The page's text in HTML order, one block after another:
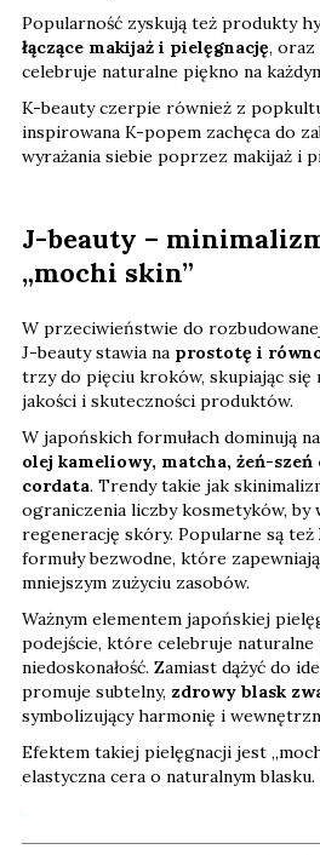
Popularność zyskują też produkty
łączące makijaż i pielęgnację,
celebruje naturalne piękno na
K-beauty czerpie również z
inspirowana K-popem zachęca do
wyrażania siebie poprzez makijaż i
J-beauty –
„mochi skin”
W przeciwieństwie do
J-beauty stawia na prostotę i
trzy do pięciu kroków, skupiając się
jakości i skuteczności produktów.
W japońskich formułach dominują
olej kameliowy, matcha, żeń-
cordata. Trendy takie jak
ograniczenia liczby kosmetyków, by
regenerację skóry. Popularne są też
formuły bezwodne, które
mniejszym zużyciu zasobów.
Ważnym elementem japońskiej
podejście, które celebruje
niedoskonałość. Zamiast dążyć do
promuje subtelny, zdrowy blask
symbolizujący harmonię i
Efektem takiej pielęgnacji jest
elastyczna cera o naturalnym blasku.